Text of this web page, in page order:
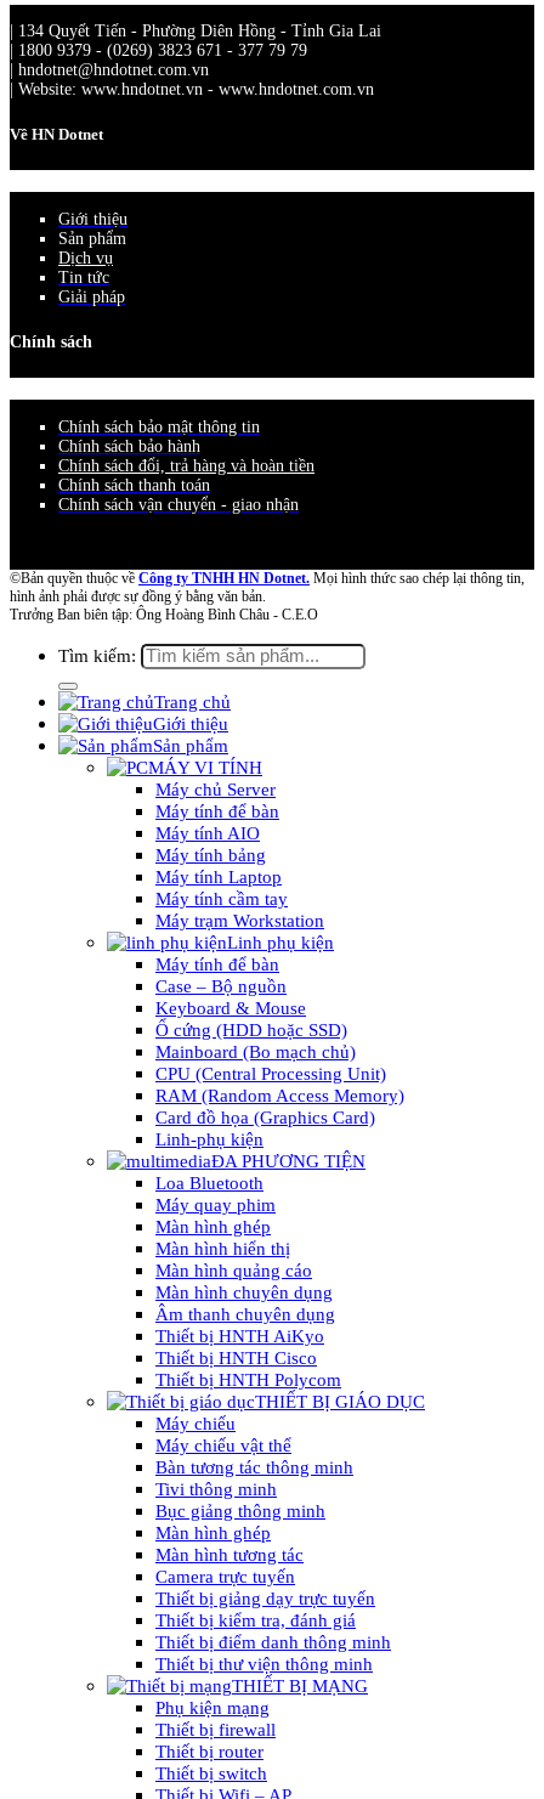
| 134 Quyết Tiến - Phường Diên Hồng - Tỉnh Gia Lai
| 1800 9379 - (0269) 3823 671 - 377 79 79
| hndotnet@hndotnet.com.vn
| Website: www.hndotnet.vn - www.hndotnet.com.vn
Về HN Dotnet
Giới thiệu
Sản phẩm
Dịch vụ
Tin tức
Giải pháp
Chính sách
Chính sách bảo mật thông tin
Chính sách bảo hành
Chính sách đổi, trả hàng và hoàn tiền
Chính sách thanh toán
Chính sách vận chuyển - giao nhận
©Bản quyền thuộc về Công ty TNHH HN Dotnet. Mọi hình thức sao chép lại thông tin,
hình ảnh phải được sự đồng ý bằng văn bản.
Trưởng Ban biên tập: Ông Hoàng Bình Châu - C.E.O
Tìm kiếm:
Trang chủ
Giới thiệu
Sản phẩm
MÁY VI TÍNH
Máy chủ Server
Máy tính để bàn
Máy tính AIO
Máy tính bảng
Máy tính Laptop
Máy tính cầm tay
Máy trạm Workstation
Linh phụ kiện
Máy tính để bàn
Case – Bộ nguồn
Keyboard & Mouse
Ổ cứng (HDD hoặc SSD)
Mainboard (Bo mạch chủ)
CPU (Central Processing Unit)
RAM (Random Access Memory)
Card đồ họa (Graphics Card)
Linh-phụ kiện
ĐA PHƯƠNG TIỆN
Loa Bluetooth
Máy quay phim
Màn hình ghép
Màn hình hiển thị
Màn hình quảng cáo
Màn hình chuyên dụng
Âm thanh chuyên dụng
Thiết bị HNTH AiKyo
Thiết bị HNTH Cisco
Thiết bị HNTH Polycom
THIẾT BỊ GIÁO DỤC
Máy chiếu
Máy chiếu vật thể
Bàn tương tác thông minh
Tivi thông minh
Bục giảng thông minh
Màn hình ghép
Màn hình tương tác
Camera trực tuyến
Thiết bị giảng dạy trực tuyến
Thiết bị kiểm tra, đánh giá
Thiết bị điểm danh thông minh
Thiết bị thư viện thông minh
THIẾT BỊ MẠNG
Phụ kiện mạng
Thiết bị firewall
Thiết bị router
Thiết bị switch
Thiết bị Wifi – AP